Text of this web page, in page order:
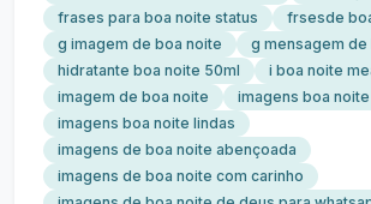
frases para boa noite status
frsesde
g imagem de boa noite
g mensagem de
hidratante boa noite 50ml
i boa noite
imagem de boa noite
imagens boa noite
imagens boa noite lindas
imagens de boa noite abençoada
imagens de boa noite com carinho